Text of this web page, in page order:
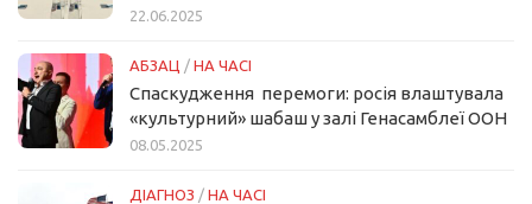
22.06.2025
АБЗАЦ / НА ЧАСІ
Спаскудження перемоги: росія влаштувала
«культурний» шабаш у залі Генасамблеї ООН
08.05.2025
ДІАГНОЗ / НА ЧАСІ